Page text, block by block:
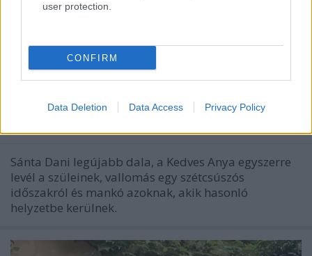
user protection.
CONFIRM
Data Deletion Data Access Privacy Policy
„Hibáztam, de szeretlek, ezért van,
hogy minden szarból kimásztam” –
Gently Da Spittah'-klippremier
Sánta Dani legújabb dala, a Kedves Anya egyszerre
levél a szüleinek, vallomás egy szétcsúszós
időszakról és mankó azoknak, akik hasonló
helyzetbe kerülnek.